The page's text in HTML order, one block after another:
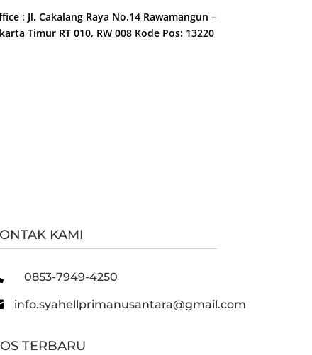
: Jl. Cakalang Raya No.14 Rawamangun –
Timur RT 010, RW 008 Kode Pos: 13220
KAMI
0853-7949-4250
info.syahellprimanusantara@gmail.com
TERBARU